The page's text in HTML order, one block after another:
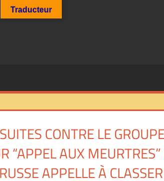
CONTRE LE
“APPEL AUX
APPELLE À
Traducteur